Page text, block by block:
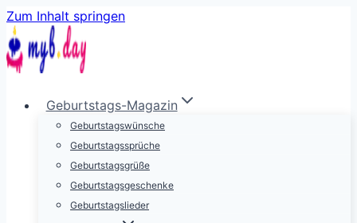
Zum Inhalt springen
Geburtstags-Magazin
Geburtstagswünsche
Geburtstagssprüche
Geburtstagsgrüße
Geburtstagsgeschenke
Geburtstagslieder